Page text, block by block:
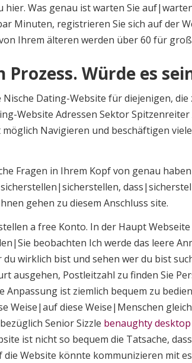
hier. Was genau ist warten Sie
Minuten, registrieren Sie sich auf der
Ihrem älteren werden über 60 für
Würde es
Nische Dating-Website für diejenigen,
Website Adressen Sektor
möglich Navigieren und beschäftigen
Fragen in Ihrem Kopf von genau
gehen zu diesem Anschluss site.
a free Konto. In der Haupt
beobachten Ich werde das leere
wirklich bist und sehen wer du bist
ausgehen, Postleitzahl zu finden Sie
Anpassung ist ziemlich bequem zu
Weise|auf diese Weise|Menschen
Senior Sizzle benaughty desktop
ist nicht so bequem die Tatsache,
Website könnte kommunizieren mit